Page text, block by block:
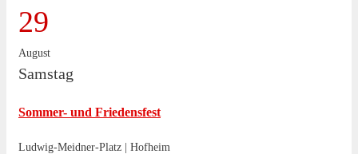
29
August
Samstag
Sommer- und Friedensfest
Ludwig-Meidner-Platz | Hofheim